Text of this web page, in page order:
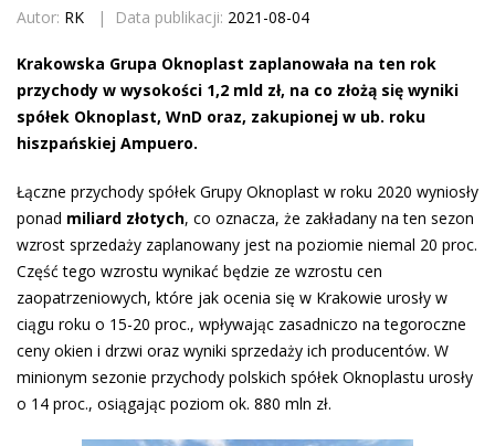
Autor: RK | Data publikacji: 2021-08-04
Krakowska Grupa Oknoplast zaplanowała na ten rok
przychody w wysokości 1,2 mld zł, na co złożą się wyniki
spółek Oknoplast, WnD oraz, zakupionej w ub. roku
hiszpańskiej Ampuero.
Łączne przychody spółek Grupy Oknoplast w roku 2020 wyniosły
ponad miliard złotych, co oznacza, że zakładany na ten sezon
wzrost sprzedaży zaplanowany jest na poziomie niemal 20 proc.
Część tego wzrostu wynikać będzie ze wzrostu cen
zaopatrzeniowych, które jak ocenia się w Krakowie urosły w
ciągu roku o 15-20 proc., wpływając zasadniczo na tegoroczne
ceny okien i drzwi oraz wyniki sprzedaży ich producentów. W
minionym sezonie przychody polskich spółek Oknoplastu urosły
o 14 proc., osiągając poziom ok. 880 mln zł.